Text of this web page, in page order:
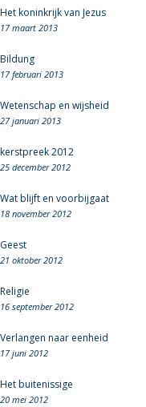
Het koninkrijk van Jezus
17 maart 2013
Bildung
17 februari 2013
Wetenschap en wijsheid
27 januari 2013
kerstpreek 2012
25 december 2012
Wat blijft en voorbijgaat
18 november 2012
Geest
21 oktober 2012
Religie
16 september 2012
Verlangen naar eenheid
17 juni 2012
Het buitenissige
20 mei 2012